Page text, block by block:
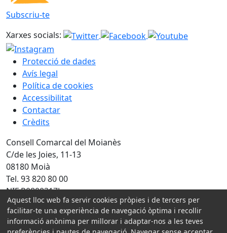
Subscriu-te
Xarxes socials:
Protecció de dades
Avís legal
Política de cookies
Accessibilitat
Contactar
Crèdits
Consell Comarcal del Moianès
C/de les Joies, 11-13
08180 Moià
Tel. 93 820 80 00
NIF P0800317J
Amb la col·laboració de:
Aquest lloc web fa servir cookies pròpies i de tercers per
facilitar-te una experiència de navegació òptima i recollir
informació anònima per millorar i adaptar-nos a les teves